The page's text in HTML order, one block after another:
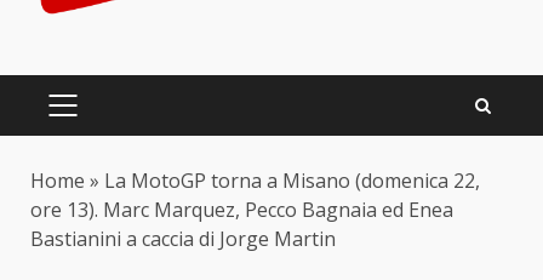
PRIMARY
Home » La MotoGP torna a Misano (domenica 22,
ore 13). Marc Marquez, Pecco Bagnaia ed Enea
Bastianini a caccia di Jorge Martin